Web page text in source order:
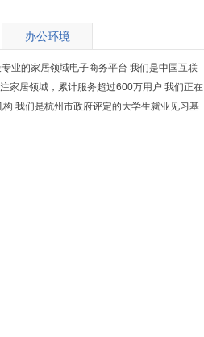
办公环境
领域电子商务平台 我们是中国互联
家居领域，累计服务超过600万用户 我们正在
我们是杭州市政府评定的大学生就业见习基